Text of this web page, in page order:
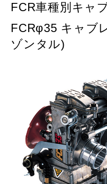
HUSQVANA
閉
FCR車種別キャ
FCRφ35 キャブ
ゾンタル)